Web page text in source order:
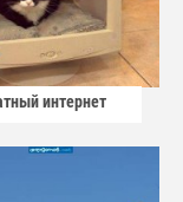
интернет